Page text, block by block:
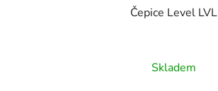
Čepice Level LVL
Skladem